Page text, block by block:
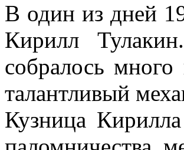
В один из дней
Кирилл
собралось
талантливый
Кузница